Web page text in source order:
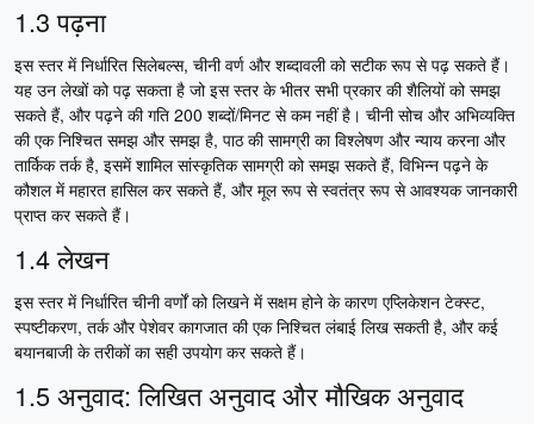
1.3 पढ़ना
इस स्तर में निर्धारित सिलेबल्स, चीनी वर्ण और शब्दावली को सटीक रूप से पढ़ सकते हैं।
यह उन लेखों को पढ़ सकता है जो इस स्तर के भीतर सभी प्रकार की शैलियों को समझ
सकते हैं, और पढ़ने की गति 200 शब्दों/मिनट से कम नहीं है। चीनी सोच और अभिव्यक्ति
की एक निश्चित समझ और समझ है, पाठ की सामग्री का विश्लेषण और न्याय करना और
तार्किक तर्क है, इसमें शामिल सांस्कृतिक सामग्री को समझ सकते हैं, विभिन्न पढ़ने के
कौशल में महारत हासिल कर सकते हैं, और मूल रूप से स्वतंत्र रूप से आवश्यक जानकारी
प्राप्त कर सकते हैं।
1.4 लेखन
इस स्तर में निर्धारित चीनी वर्णों को लिखने में सक्षम होने के कारण एप्लिकेशन टेक्स्ट,
स्पष्टीकरण, तर्क और पेशेवर कागजात की एक निश्चित लंबाई लिख सकती है, और कई
बयानबाजी के तरीकों का सही उपयोग कर सकते हैं।
1.5 अनुवाद: लिखित अनुवाद और मौखिक अनुवाद